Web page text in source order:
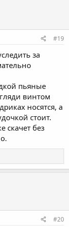
#19
за
пьяные
винтом
носятся, а
стоит.
скачет без
#20